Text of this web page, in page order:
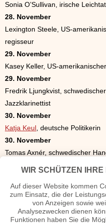
Sonia O’Sullivan, irische
28. November
Lexington Steele, US-
regisseur
29. November
Kasey Keller, US-
29. November
Fredrik Ljungkvist,
Jazzklarinettist
30. November
Katja Keul , deutsche Politikerin
30. November
Tomas Axnér, schwedischer
Die besondere
Das ideale Geschenk. Eine
Politik, Sport oder Kultur? Als